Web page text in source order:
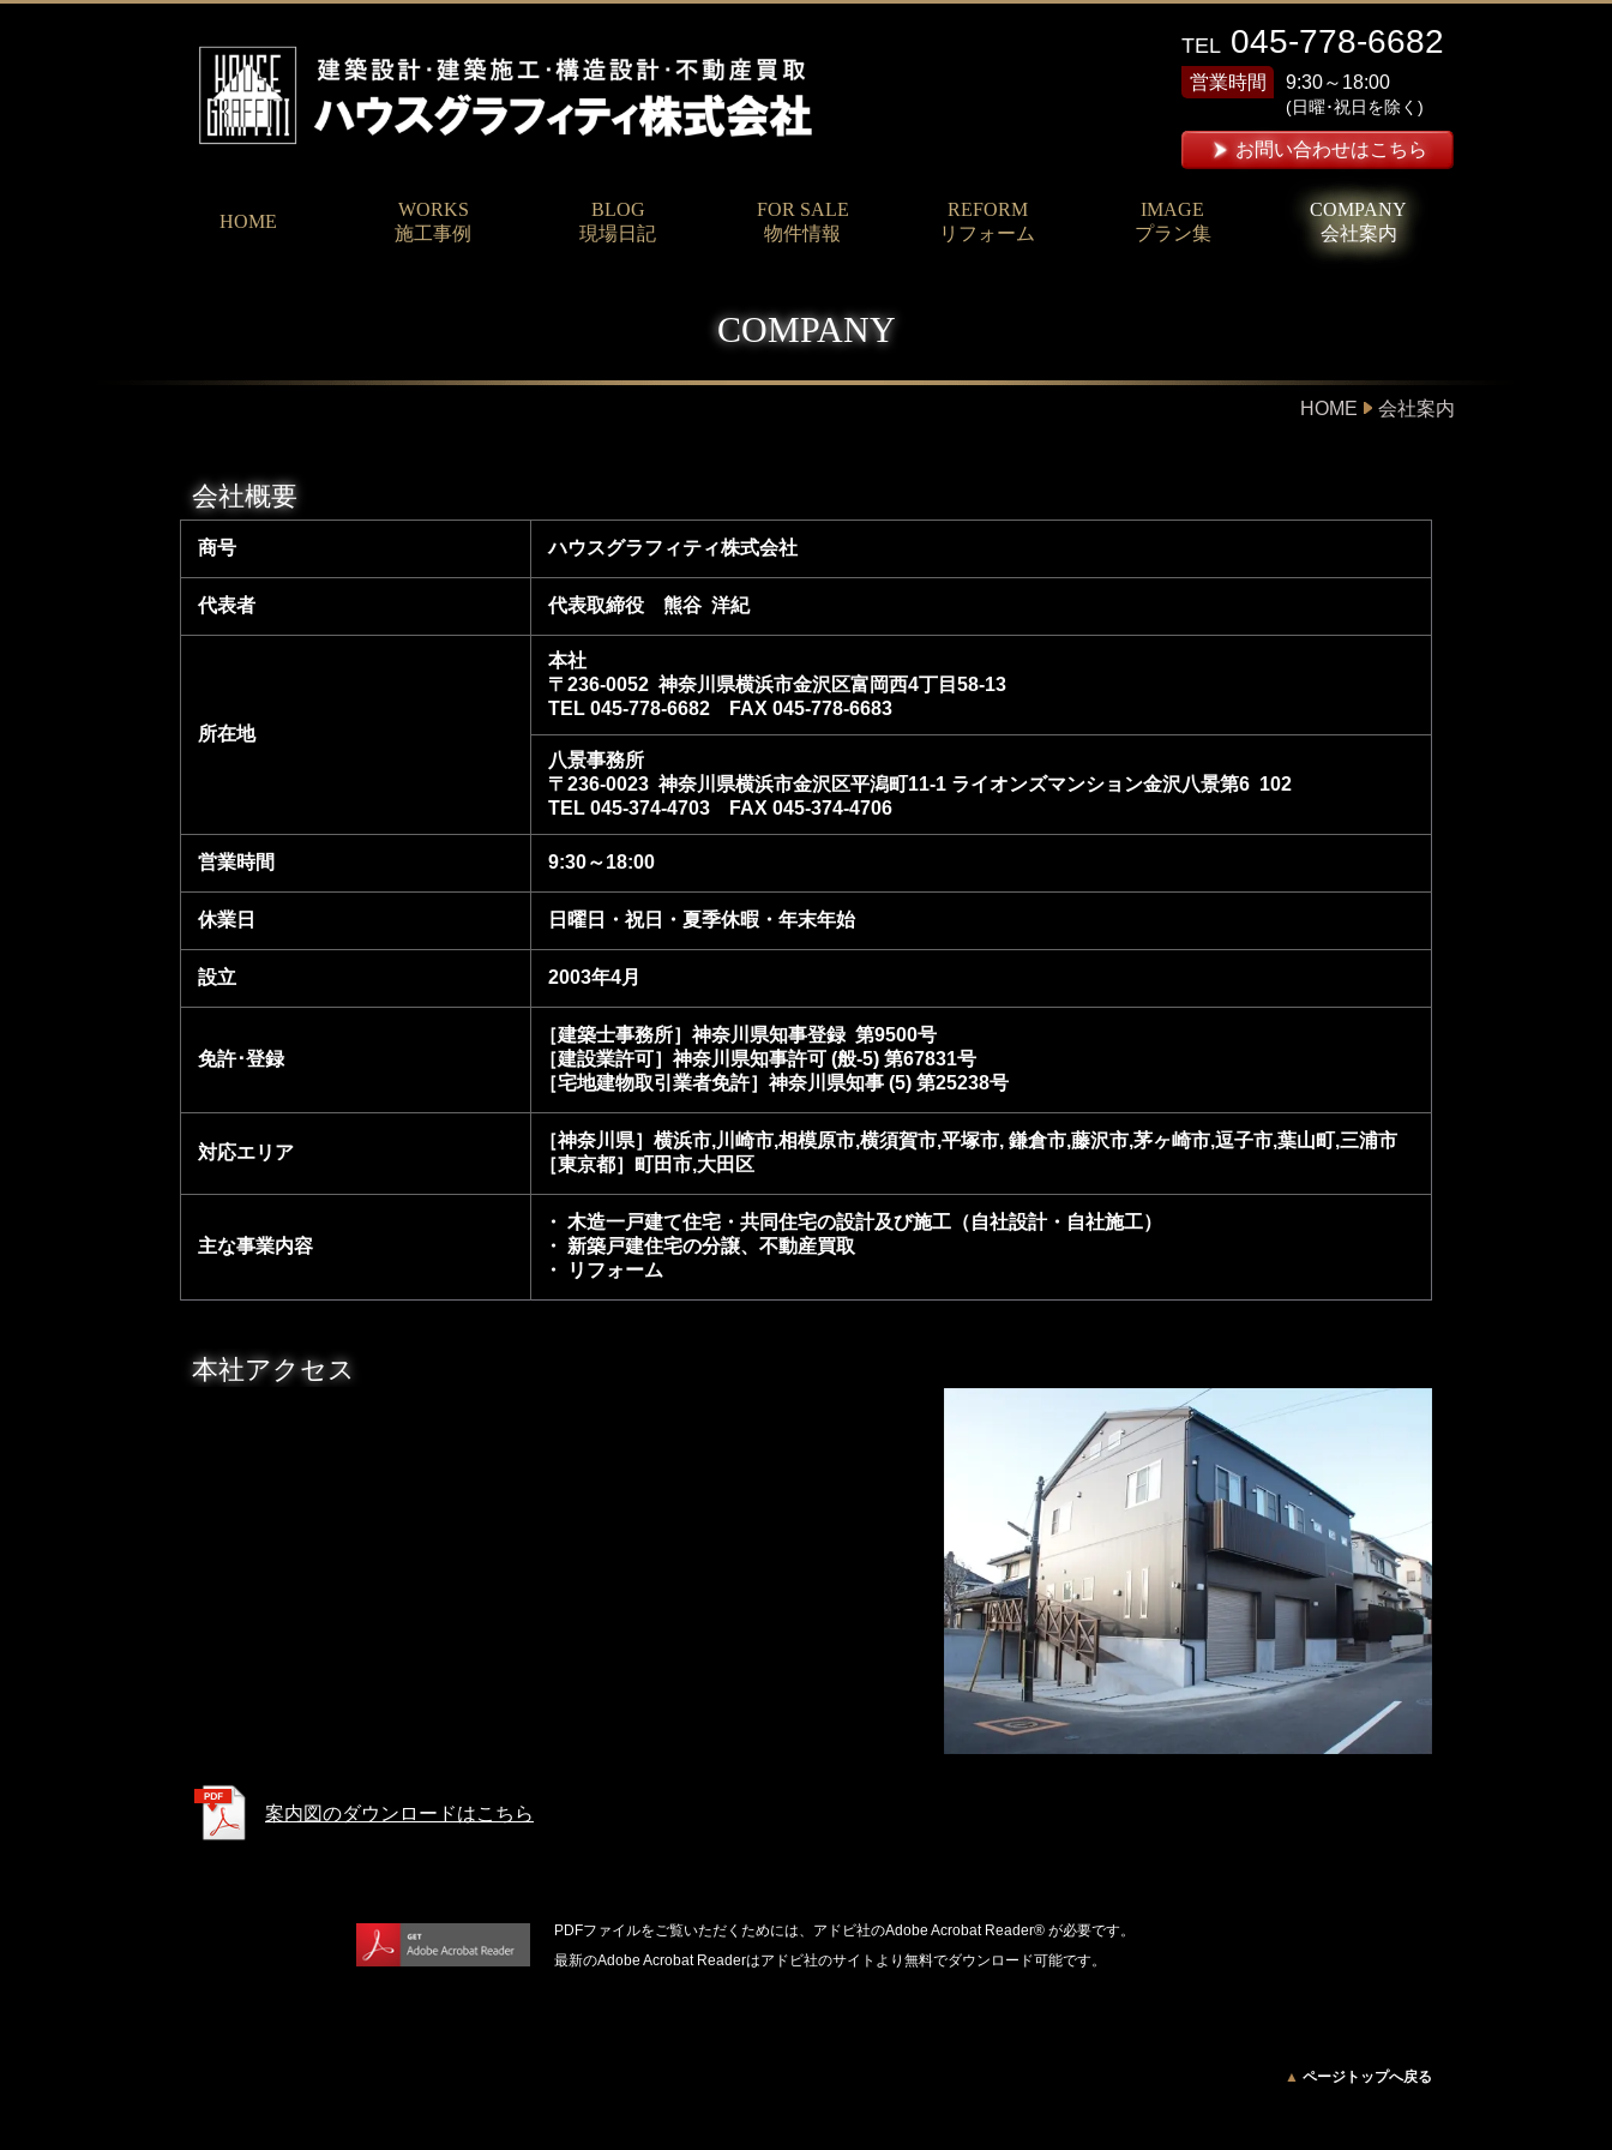
TEL 045-778-6682
営業時間 9:30～18:00
(日曜･祝日を除く)
お問い合わせはこちら
HOME
WORKS
施工事例
BLOG
現場日記
FOR SALE
物件情報
REFORM
リフォーム
IMAGE
プラン集
COMPANY
会社案内
COMPANY
HOME 会社案内
会社概要
商号 ハウスグラフィティ株式会社
代表者 代表取締役 熊谷 洋紀
所在地
本社
〒236-0052 神奈川県横浜市金沢区富岡西4丁目58-13
TEL 045-778-6682 FAX 045-778-6683
八景事務所
〒236-0023 神奈川県横浜市金沢区平潟町11-1 ライオンズマンション金沢八景第6 102
TEL 045-374-4703 FAX 045-374-4706
営業時間 9:30～18:00
休業日 日曜日・祝日・夏季休暇・年末年始
設立 2003年4月
免許･登録
［建築士事務所］神奈川県知事登録 第9500号
［建設業許可］神奈川県知事許可 (般-5) 第67831号
［宅地建物取引業者免許］神奈川県知事 (5) 第25238号
対応エリア
［神奈川県］横浜市,川崎市,相模原市,横須賀市,平塚市, 鎌倉市,藤沢市,茅ヶ崎市,逗子市,葉山町,三浦市
［東京都］町田市,大田区
主な事業内容
・ 木造一戸建て住宅・共同住宅の設計及び施工（自社設計・自社施工）
・ 新築戸建住宅の分譲、不動産買取
・ リフォーム
本社アクセス
案内図のダウンロードはこちら
PDFファイルをご覧いただくためには、アドビ社のAdobe Acrobat Reader® が必要です。
最新のAdobe Acrobat Readerはアドビ社のサイトより無料でダウンロード可能です。
▲ ページトップへ戻る